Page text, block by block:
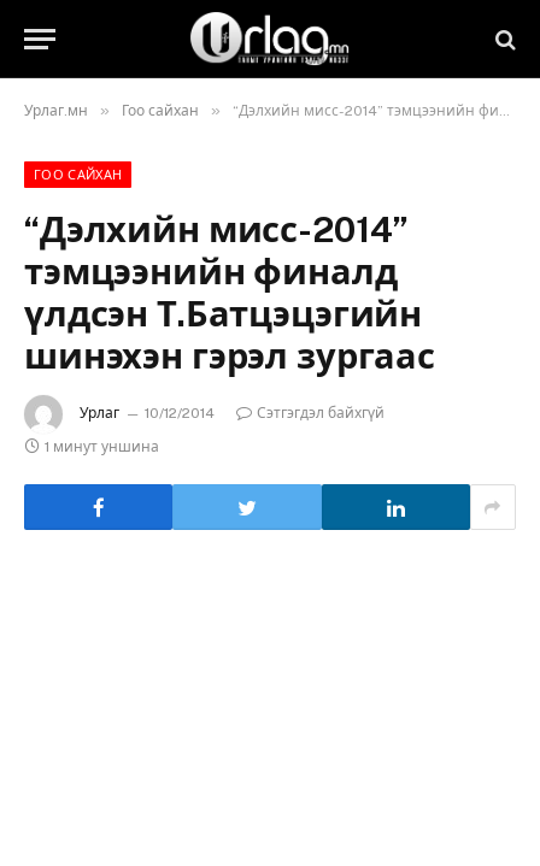
Урлаг.мн » Гоо сайхан » “Дэлхийн мисс-2014” тэмцээнийн финалд үлдсэн Т.Батцэцэгийн шинэхэн гэрэл зургаас
ГОО САЙХАН
“Дэлхийн мисс-2014”
тэмцээнийн финалд
үлдсэн Т.Батцэцэгийн
шинэхэн гэрэл зургаас
Урлаг 10/12/2014
Сэтгэгдэл байхгүй
1 минут уншина